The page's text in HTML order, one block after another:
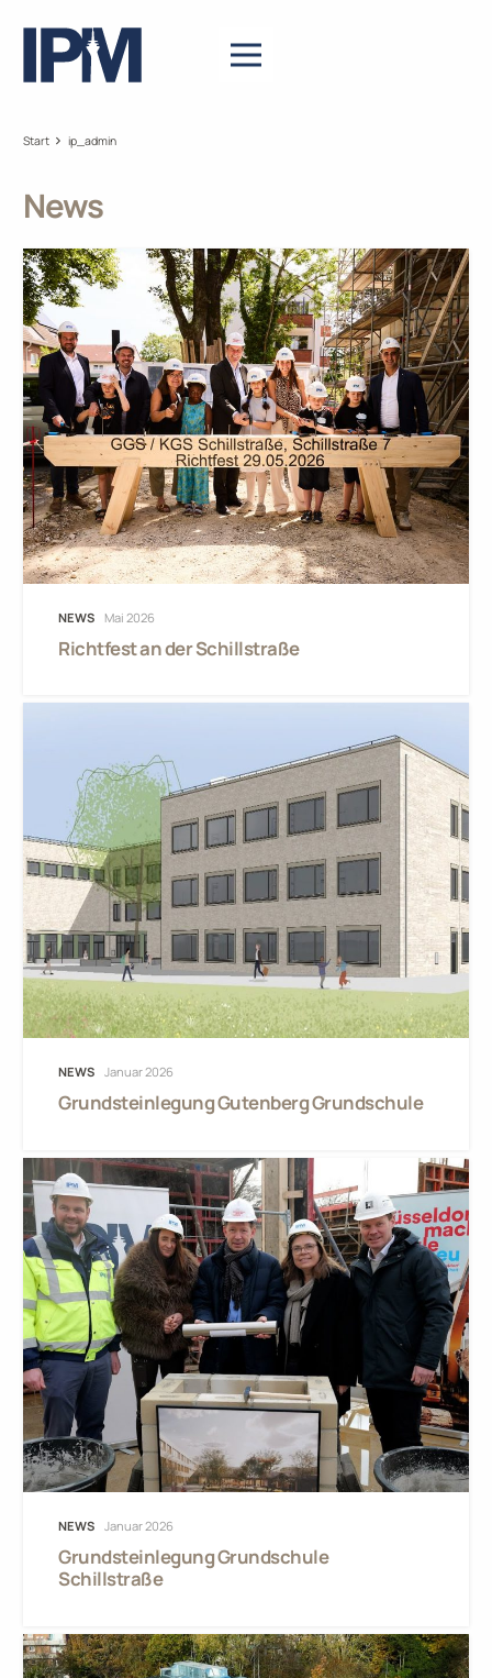
Start ip_admin
News
NEWS Mai 2026
Richtfest an der Schillstraße
NEWS Januar 2026
Grundsteinlegung Gutenberg Grundschule
NEWS Januar 2026
Grundsteinlegung Grundschule
Schillstraße